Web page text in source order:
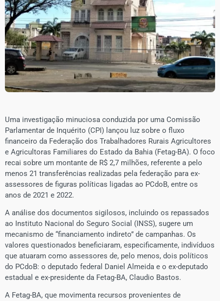
Uma investigação minuciosa conduzida por uma Comissão
Parlamentar de Inquérito (CPI) lançou luz sobre o fluxo
financeiro da Federação dos Trabalhadores Rurais Agricultores
e Agricultoras Familiares do Estado da Bahia (Fetag-BA). O foco
recai sobre um montante de R$ 2,7 milhões, referente a pelo
menos 21 transferências realizadas pela federação para ex-
assessores de figuras políticas ligadas ao PCdoB, entre os
anos de 2021 e 2022.
A análise dos documentos sigilosos, incluindo os repassados
ao Instituto Nacional do Seguro Social (INSS), sugere um
mecanismo de “financiamento indireto” de campanhas. Os
valores questionados beneficiaram, especificamente, indivíduos
que atuaram como assessores de, pelo menos, dois políticos
do PCdoB: o deputado federal Daniel Almeida e o ex-deputado
estadual e ex-presidente da Fetag-BA, Claudio Bastos.
A Fetag-BA, que movimenta recursos provenientes de